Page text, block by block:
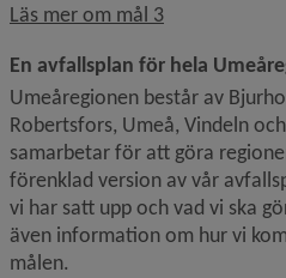
Läs mer om mål 3
En avfallsplan för hela
Umeåregionen består av
Robertsfors, Umeå, Vindeln
samarbetar för att göra
förenklad version av vår
vi har satt upp och vad vi ska
även information om hur vi
målen.